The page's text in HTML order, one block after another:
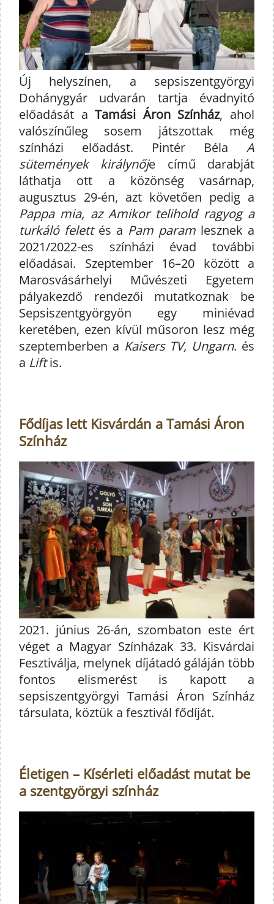
Új helyszínen, a sepsiszentgyörgyi
Dohánygyár udvarán tartja évadnyitó
előadását aTamási Áron Színház, ahol
valószínűleg sosem játszottak még
színházi előadást. Pintér Béla A
sütemények királynője című darabját
láthatja ott a közönség vasárnap,
augusztus 29-én, azt követően pedig a
Pappa mia, az Amikor telihold ragyog a
turkáló felettés a Pam param lesznek a
2021/2022-es színházi évad további
előadásai. Szeptember 16–20 között a
Marosvásárhelyi Művészeti Egyetem
pályakezdő rendezői mutatkoznak be
Sepsiszentgyörgyön egy miniévad
keretében, ezen kívül műsoron lesz még
szeptemberben a Kaisers TV, Ungarn. és
a Liftis.
Fődíjas lett Kisvárdán a Tamási Áron
Színház
2021. június 26-án, szombaton este ért
véget a Magyar Színházak 33. Kisvárdai
Fesztiválja, melynek díjátadó gáláján több
fontos elismerést is kapott a
sepsiszentgyörgyi Tamási Áron Színház
társulata, köztük a fesztivál fődíját.
Életigen – Kísérleti előadást mutat be
a szentgyörgyi színház